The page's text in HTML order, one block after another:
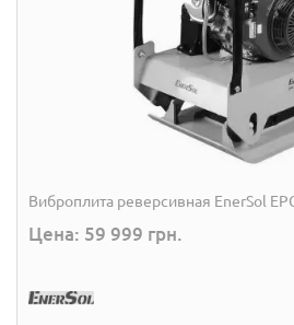
Виброплита реверсивная EnerSol
Цена: 59 999 грн.